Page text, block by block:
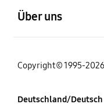
Über uns
Copyright© 1995-
Deutschland/Deutsch